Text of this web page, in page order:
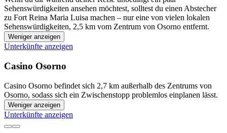
Sehenswürdigkeiten ansehen möchtest, solltest du einen Abstecher
zu Fort Reina Maria Luisa machen – nur eine von vielen lokalen
Sehenswürdigkeiten, 2,5 km vom Zentrum von Osorno entfernt.
Weniger anzeigen
Unterkünfte anzeigen
Casino Osorno
Casino Osorno befindet sich 2,7 km außerhalb des Zentrums von
Osorno, sodass sich ein Zwischenstopp problemlos einplanen lässt.
Weniger anzeigen
Unterkünfte anzeigen